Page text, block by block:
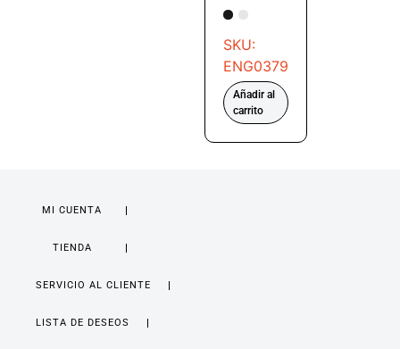
SKU:
ENG0379
Añadir al
carrito
MI CUENTA
TIENDA
SERVICIO AL CLIENTE
LISTA DE DESEOS